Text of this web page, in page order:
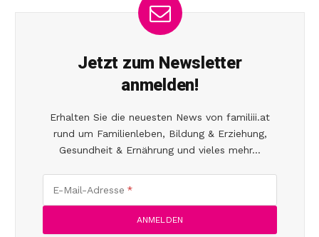
Jetzt zum Newsletter
anmelden!
Erhalten Sie die neuesten News von familiii.at
rund um Familienleben, Bildung & Erziehung,
Gesundheit & Ernährung und vieles mehr...
E-Mail-Adresse